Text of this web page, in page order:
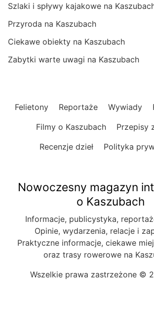
Szlaki i spływy kajakowe na
Przyroda na Kaszubach
Ciekawe obiekty na Kaszubach
Zabytki warte uwagi na Kaszubach
Felietony Reportaże Wywiady
Filmy o Kaszubach
Przepisy
Recenzje dzieł
Polityka
Nowoczesny magazyn
o Kaszubach
Informacje, publicystyka,
Opinie, wydarzenia, relacje i
Praktyczne informacje, ciekawe
oraz trasy rowerowe na
Wszelkie prawa zastrzeżone ©